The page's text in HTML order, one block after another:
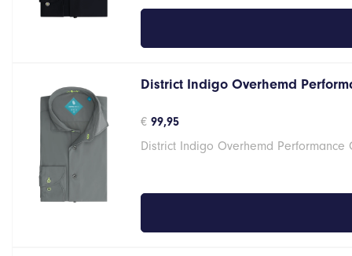
District Indigo Overhemd
€ 99,95
District Indigo Overhemd Performance